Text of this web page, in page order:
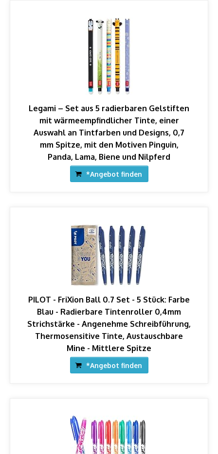
Legami – Set aus 5 radierbaren Gelstiften
mit wärmeempfindlicher Tinte, einer
Auswahl an Tintfarben und Designs, 0,7
mm Spitze, mit den Motiven Pinguin,
Panda, Lama, Biene und Nilpferd
*Angebot finden
PILOT - FriXion Ball 0.7 Set - 5 Stück: Farbe
Blau - Radierbare Tintenroller 0,4mm
Strichstärke - Angenehme Schreibführung,
Thermosensitive Tinte, Austauschbare
Mine - Mittlere Spitze
*Angebot finden